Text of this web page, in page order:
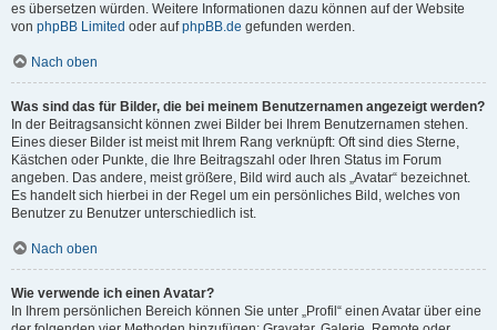
es übersetzen würden. Weitere Informationen dazu können auf der Website
von phpBB Limited oder aufphpBB.de gefunden werden.
Nach oben
Was sind das für Bilder, die bei meinem Benutzernamen angezeigt werden?
In der Beitragsansicht können zwei Bilder bei Ihrem Benutzernamen stehen.
Eines dieser Bilder ist meist mit Ihrem Rang verknüpft: Oft sind dies Sterne,
Kästchen oder Punkte, die Ihre Beitragszahl oder Ihren Status im Forum
angeben. Das andere, meist größere, Bild wird auch als „Avatar“ bezeichnet.
Es handelt sich hierbei in der Regel um ein persönliches Bild, welches von
Benutzer zu Benutzer unterschiedlich ist.
Nach oben
Wie verwende ich einen Avatar?
In Ihrem persönlichen Bereich können Sie unter „Profil“ einen Avatar über eine